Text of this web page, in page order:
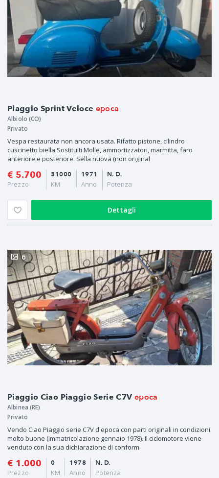
Piaggio Sprint Veloce epoca
Albiolo (CO)
Privato
Vespa restaurata non ancora usata. Rifatto pistone, cilindro
cuscinetto biella Sostituiti Molle, ammortizzatori, marmitta, faro
anteriore e posteriore. Sella nuova (non original
€ 5.700
Prezzo
1971
Anno
31000
KM
N. D.
Potenza
Dettagli
Piaggio Ciao Piaggio Serie C7V epoca
6
Albinea (RE)
Privato
Vendo Ciao Piaggio serie C7V d'epoca con parti originali in condizioni
molto buone (immatricolazione gennaio 1978). Il ciclomotore viene
venduto con la sua dichiarazione di conform
€ 1.000
Prezzo
1978
Anno
0
KM
N. D.
Potenza